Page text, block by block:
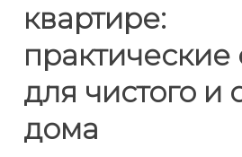
квартире:
практические
для чистого и
дома